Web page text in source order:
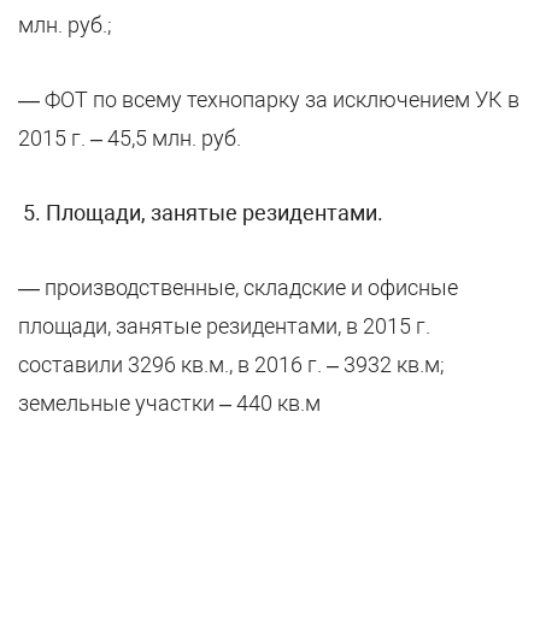
млн. руб.;
—ФОТ по всему технопарку за исключением УК в
2015 г. – 45,5 млн. руб.
5. Площади, занятые резидентами.
— производственные, складские и офисные
площади, занятые резидентами, в 2015 г.
составили 3296 кв.м., в 2016 г. – 3932 кв.м;
земельные участки – 440 кв.м